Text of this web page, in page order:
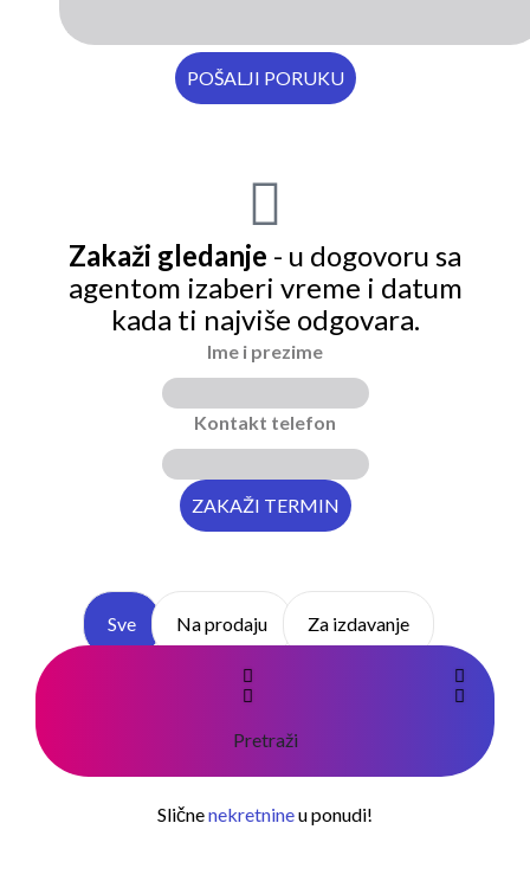
Zakaži gledanje - u dogovoru sa
agentom izaberi vreme i datum
kada ti najviše odgovara.
Ime i prezime
Kontakt telefon
Sve Na prodaju Za izdavanje
Pretraži
Sličnenekretnineu ponudi!